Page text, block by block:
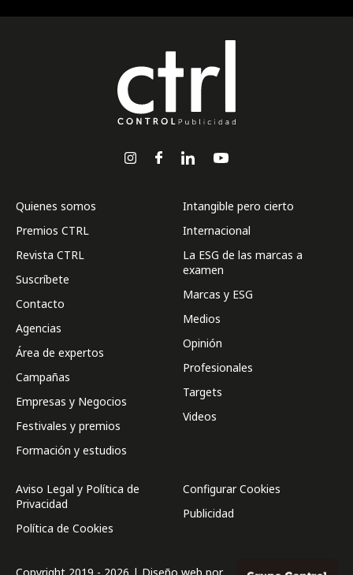
Quienes somos
Premios CTRL
Revista CTRL
Suscríbete
Contacto
Agencias
Área de expertos
Campañas
Empresas y Negocios
Festivales y premios
Formación y estudios
Intangible pero cierto
Internacional
La ESG de las marcas a
examen
Marcas y ESG
Medios
Opinión
Profesionales
Targets
Videos
Aviso Legal y Política de
Privacidad
Política de Cookies
Configurar Cookies
Publicidad
Copyright 2019 - 2026 | Diseño web por